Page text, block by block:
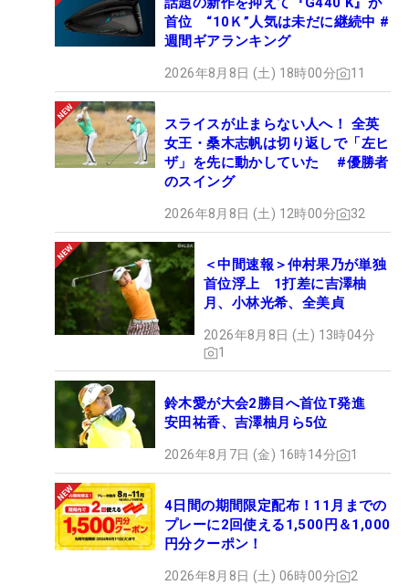
首位 “10Ｋ”人気は未だに継続中 #
週間ギアランキング
2026年8月8日 (土) 18時00分 11
スライスが止まらない人へ！ 全英
女王・桑木志帆は切り返しで「左ヒ
ザ」を先に動かしていた #優勝者
のスイング
2026年8月8日 (土) 12時00分 32
＜中間速報＞仲村果乃が単独
首位浮上 1打差に吉澤柚
月、小林光希、全美貞
2026年8月8日 (土) 13時04分
1
鈴木愛が大会2勝目へ首位T発進
安田祐香、吉澤柚月ら5位
2026年8月7日 (金) 16時14分 1
4日間の期間限定配布！11月までの
プレーに2回使える1,500円＆1,000
円分クーポン！
2026年8月8日 (土) 06時00分 2